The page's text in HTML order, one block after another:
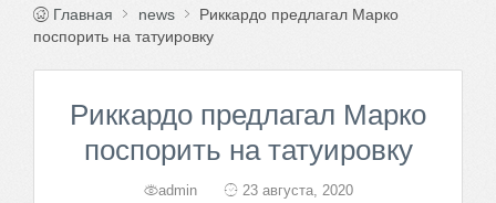
Главная news
Риккардо предлагал Марко
поспорить на татуировку
Риккардо предлагал Марко
поспорить на татуировку
admin 23 августа, 2020